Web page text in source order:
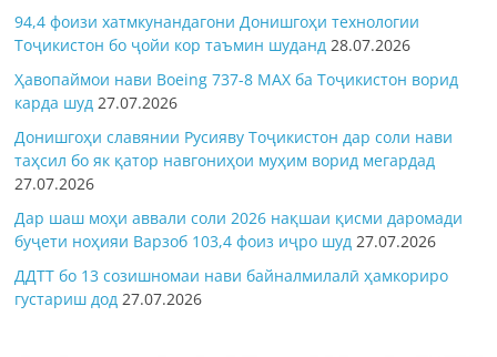
94,4 фоизи хатмкунандагони Донишгоҳи технологии
Тоҷикистон бо ҷойи кор таъмин шуданд 28.07.2026
Ҳавопаймои нави Boeing 737-8 MAX ба Тоҷикистон ворид
карда шуд 27.07.2026
Донишгоҳи славянии Русияву Тоҷикистон дар соли нави
таҳсил бо як қатор навгониҳои муҳим ворид мегардад
27.07.2026
Дар шаш моҳи аввали соли 2026 нақшаи қисми даромади
буҷети ноҳияи Варзоб 103,4 фоиз иҷро шуд 27.07.2026
ДДТТ бо 13 созишномаи нави байналмилалӣ ҳамкориро
густариш дод 27.07.2026